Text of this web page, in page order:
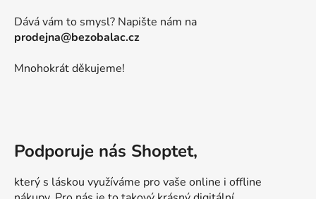
Dává vám to smysl? Napište nám na
prodejna@bezobalac.cz
Mnohokrát děkujeme!
Podporuje nás Shoptet,
který s láskou využíváme pro vaše online i offline